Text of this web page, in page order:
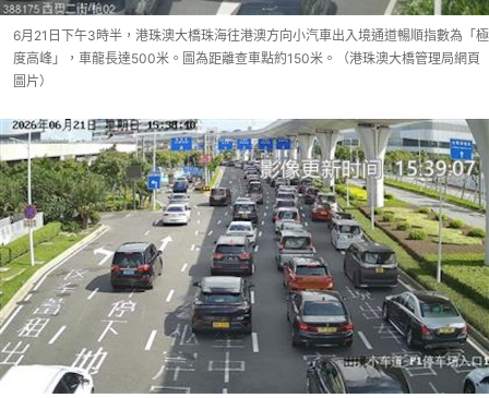
6月21日下午3時半，港珠澳大橋珠海往港澳方向小汽車出入境通道暢順指數為「極
度高峰」，車龍長達500米。圖為距離查車點約150米。（港珠澳大橋管理局網頁
圖片）